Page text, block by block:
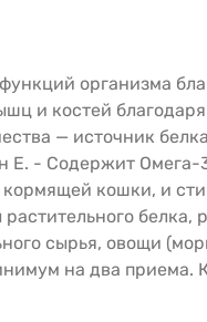
организма
и костей
— источник
Е. - Содержит
кошки, и
белка,
сырья, овощи
на два приема.